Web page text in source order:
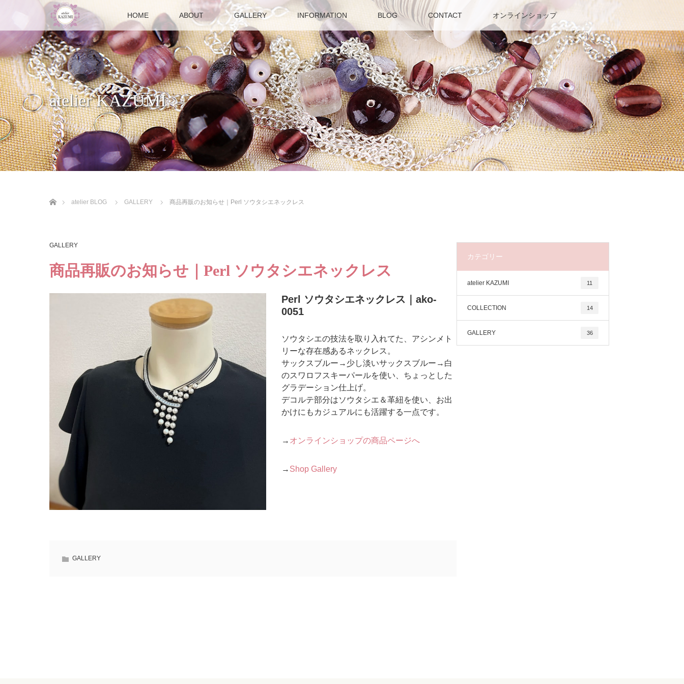
HOME ABOUT GALLERY INFORMATION BLOG CONTACT オンラインショップ
atelier KAZUMI
atelier BLOG
GALLERY 商品再販のお知らせ｜Perl ソウタシエネックレス
GALLERY
商品再販のお知らせ｜Perl ソウタシエネックレス
Perl ソウタシエネックレス｜ako-
0051
ソウタシエの技法を取り入れてた、アシンメト
リーな存在感あるネックレス。
サックスブルー→少し淡いサックスブルー→白
のスワロフスキーパールを使い、ちょっとした
グラデーション仕上げ。
デコルテ部分はソウタシエ＆革紐を使い、お出
かけにもカジュアルにも活躍する一点です。
→ オンラインショップの商品ページへ
→ Shop Gallery
GALLERY
カテゴリー
atelier KAZUMI 11
COLLECTION 14
GALLERY 36